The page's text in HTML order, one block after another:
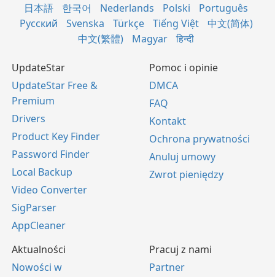
日本語
한국어 Nederlands Polski
Português
Русский
Svenska Türkçe Tiếng Việt
中文(简体)
中文(繁體)
Magyar हिन्दी
UpdateStar
UpdateStar Free &
Premium
Drivers
Product Key Finder
Password Finder
Local Backup
Video Converter
SigParser
AppCleaner
Pomoc i opinie
DMCA
FAQ
Kontakt
Ochrona prywatności
Anuluj umowy
Zwrot pieniędzy
Aktualności
Nowości w
Pracuj z nami
Partner